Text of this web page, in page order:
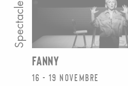
Spectacle
FANNY
16 - 19 novembre